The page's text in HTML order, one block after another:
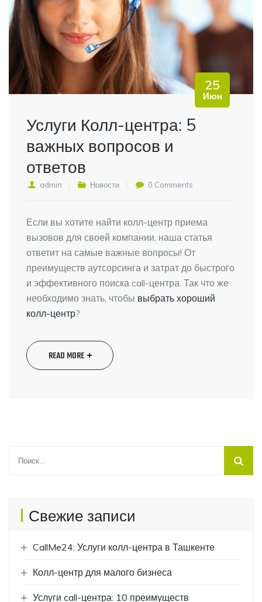
25
Июн
Услуги Колл-центра: 5
важных вопросов и
ответов
admin Новости 0 Comments
Если вы хотите найти колл-центр приема
вызовов для своей компании, наша статья
ответит на самые важные вопросы! От
преимуществ аутсорсинга и затрат до быстрого
и эффективного поиска call-центра. Так что же
необходимо знать, чтобы выбрать хороший
колл-центр?
READ MORE
Свежие записи
CallMe24: Услуги колл-центра в Ташкенте
Колл-центр для малого бизнеса
Услуги call-центра: 10 преимуществ